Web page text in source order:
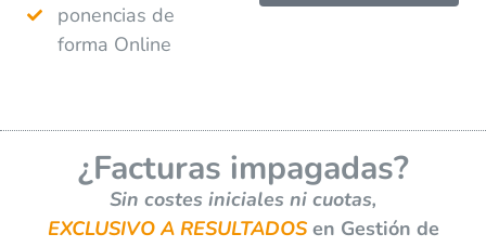
ponencias de
forma Online
r
n
a
t
¿Facturas impagadas?
Sin costes iniciales ni cuotas,
EXCLUSIVO A RESULTADOSen Gestión de